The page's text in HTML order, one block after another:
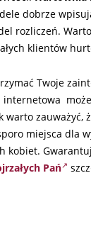
dobrze
rozliczeń.
klientów
Twoje
internetowa
miejsca dla
Pań